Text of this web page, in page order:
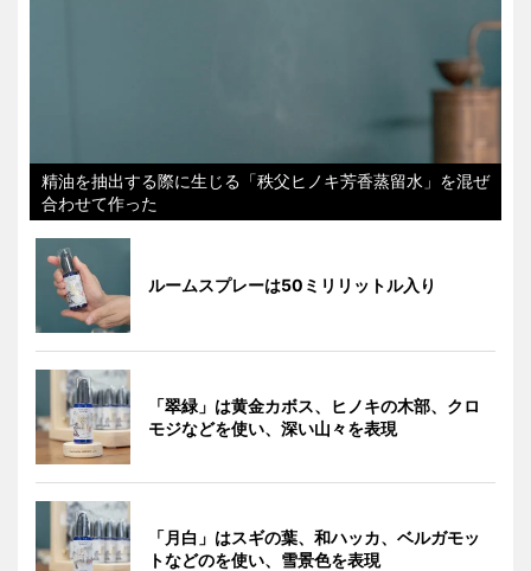
精油を抽出する際に生じる「秩父ヒノキ芳香蒸留水」を混ぜ
合わせて作った
ルームスプレーは50ミリリットル入り
「翠緑」は黄金カボス、ヒノキの木部、クロ
モジなどを使い、深い山々を表現
「月白」はスギの葉、和ハッカ、ベルガモッ
トなどのを使い、雪景色を表現